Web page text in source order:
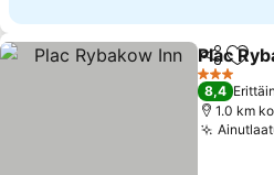
Jaa
Plac
3
8,4
1.0 km